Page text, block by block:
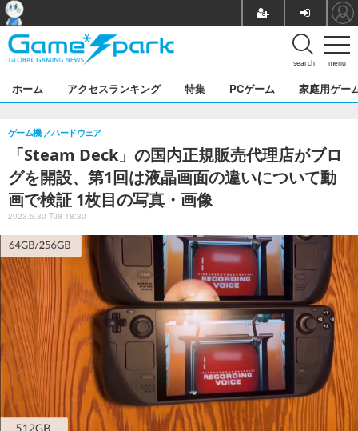
menu
search
ホーム アクセスランキング 特集 PCゲーム 家庭用ゲー
「Steam Deck」の国内正規販売代理店がブロ
グを開設、第1回は液晶画面の違いについて動
画で検証 1枚目の写真・画像
ゲーム機 ハードウェア
2023.5.30 Tue 18:30